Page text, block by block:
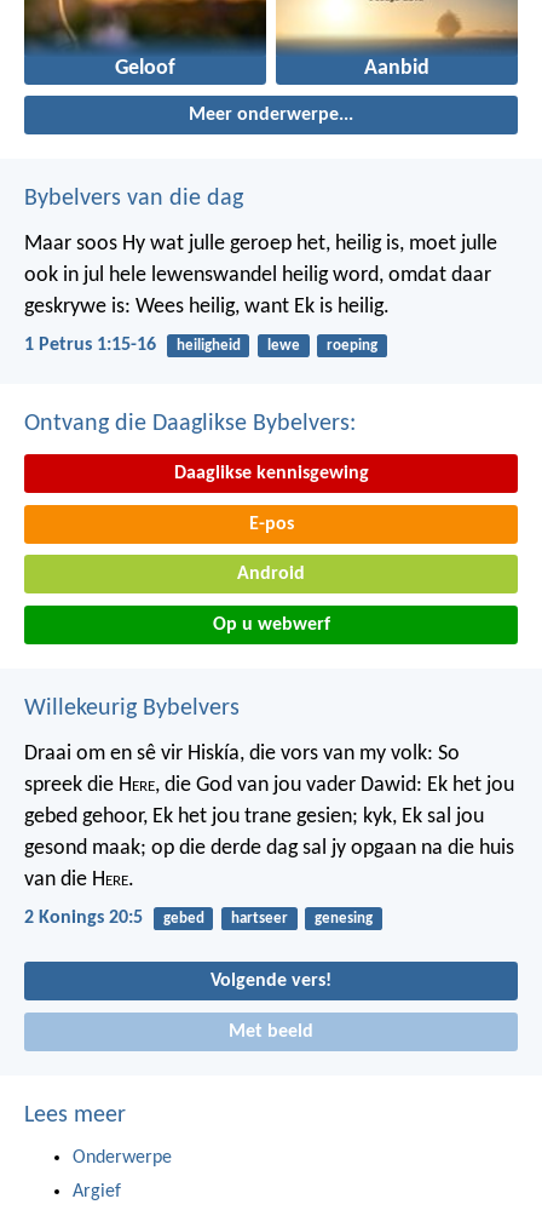
Geloof Aanbid
Meer onderwerpe...
Bybelvers van die dag
Maar soos Hy wat julle geroep het, heilig is, moet julle
ook in jul hele lewenswandel heilig word, omdat daar
geskrywe is: Wees heilig, want Ek is heilig.
1 Petrus 1:15-16 heiligheid lewe roeping
Ontvang die Daaglikse Bybelvers:
Daaglikse kennisgewing
E-pos
Android
Op u webwerf
Willekeurig Bybelvers
Draai om en sê vir Hiskía, die vors van my volk: So
spreek die Here, die God van jou vader Dawid: Ek het jou
gebed gehoor, Ek het jou trane gesien; kyk, Ek sal jou
gesond maak; op die derde dag sal jy opgaan na die huis
van die Here.
2 Konings 20:5 gebed hartseer genesing
Volgende vers!
Met beeld
Lees meer
Onderwerpe
Argief